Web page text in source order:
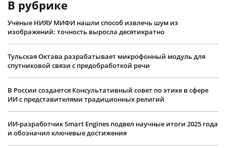
В рубрике
Учëные НИЯУ МИФИ нашли способ извлечь шум из
изображений: точность выросла десятикратно
Тульская Октава разрабатывает микрофонный модуль для
спутниковой связи с предобработкой речи
В России создается Консультативный совет по этике в сфере
ИИ с представителями традиционных религий
ИИ-разработчик Smart Engines подвел научные итоги 2025 года
и обозначил ключевые достижения